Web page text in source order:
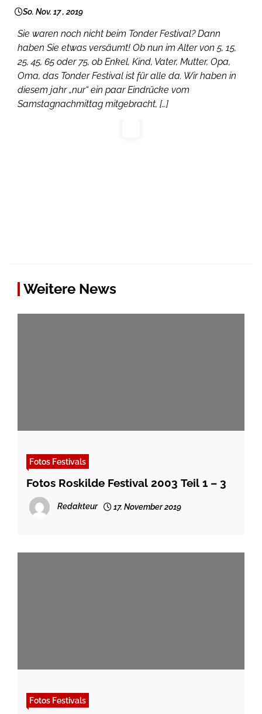
So. Nov. 17 , 2019
Sie waren noch nicht beim Tonder Festival? Dann
haben Sie etwas versäumt! Ob nun im Alter von 5, 15,
25, 45, 65 oder 75, ob Enkel, Kind, Vater, Mutter, Opa,
Oma, das Tonder Festival ist für alle da. Wir haben in
diesem jahr „nur“ ein paar Eindrücke vom
Samstagnachmittag mitgebracht, […]
Weitere News
Fotos Festivals
Fotos Roskilde Festival 2003 Teil 1 – 3
Redakteur 17. November 2019
Fotos Festivals